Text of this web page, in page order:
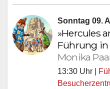
Sonntag 09.
»Hercules
Führung in
Monika
13:30 Uhr |